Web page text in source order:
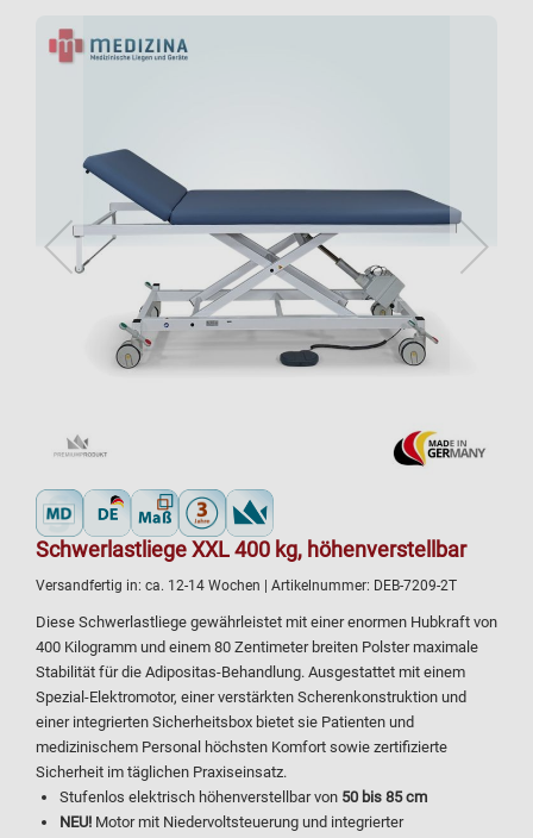
Schwerlastliege XXL 400 kg, höhenverstellbar
Versandfertig in: ca. 12-14 Wochen | Artikelnummer: DEB-7209-2T
Diese Schwerlastliege gewährleistet mit einer enormen Hubkraft von
400 Kilogramm und einem 80 Zentimeter breiten Polster maximale
Stabilität für die Adipositas-Behandlung. Ausgestattet mit einem
Spezial-Elektromotor, einer verstärkten Scherenkonstruktion und
einer integrierten Sicherheitsbox bietet sie Patienten und
medizinischem Personal höchsten Komfort sowie zertifizierte
Sicherheit im täglichen Praxiseinsatz.
Stufenlos elektrisch höhenverstellbar von 50 bis 85 cm
NEU! Motor mit Niedervoltsteuerung und integrierter